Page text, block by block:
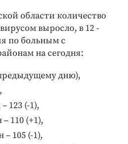
области количество
выросло, в 12 -
по больным с
на сегодня:
дню),
123 (-1),
110 (+1),
105 (-1),